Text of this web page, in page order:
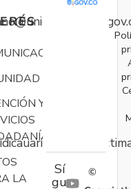
Y
LA
Sí
gu
©